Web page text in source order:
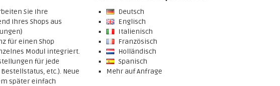
Sie Ihre
Ihres Shops aus
für einen Shop
Modul integriert.
für jede
etc.). Neue
später einfach
Deutsch
Englisch
Italienisch
Französisch
Holländisch
Spanisch
Mehr auf Anfrage